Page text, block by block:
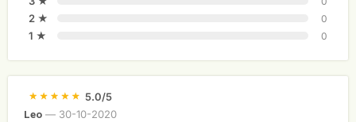
2 ★ 0
1 ★ 0
5.0/5
Leo — 30-10-2020